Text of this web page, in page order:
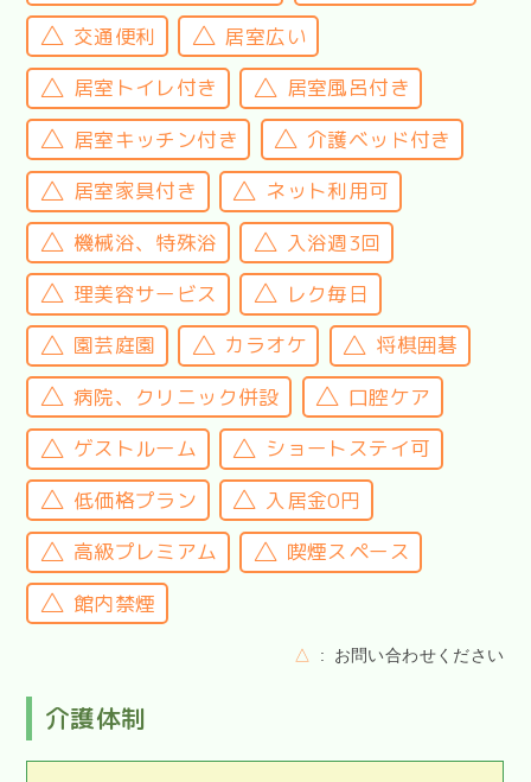
交通便利
居室広い
居室トイレ付き
居室風呂付き
居室キッチン付き
介護ベッド付き
居室家具付き
ネット利用可
機械浴、特殊浴
入浴週3回
理美容サービス
レク毎日
園芸庭園
カラオケ
将棋囲碁
病院、クリニック併設
口腔ケア
ゲストルーム
ショートステイ可
低価格プラン
入居金0円
高級プレミアム
喫煙スペース
館内禁煙
△ お問い合わせください
介護体制